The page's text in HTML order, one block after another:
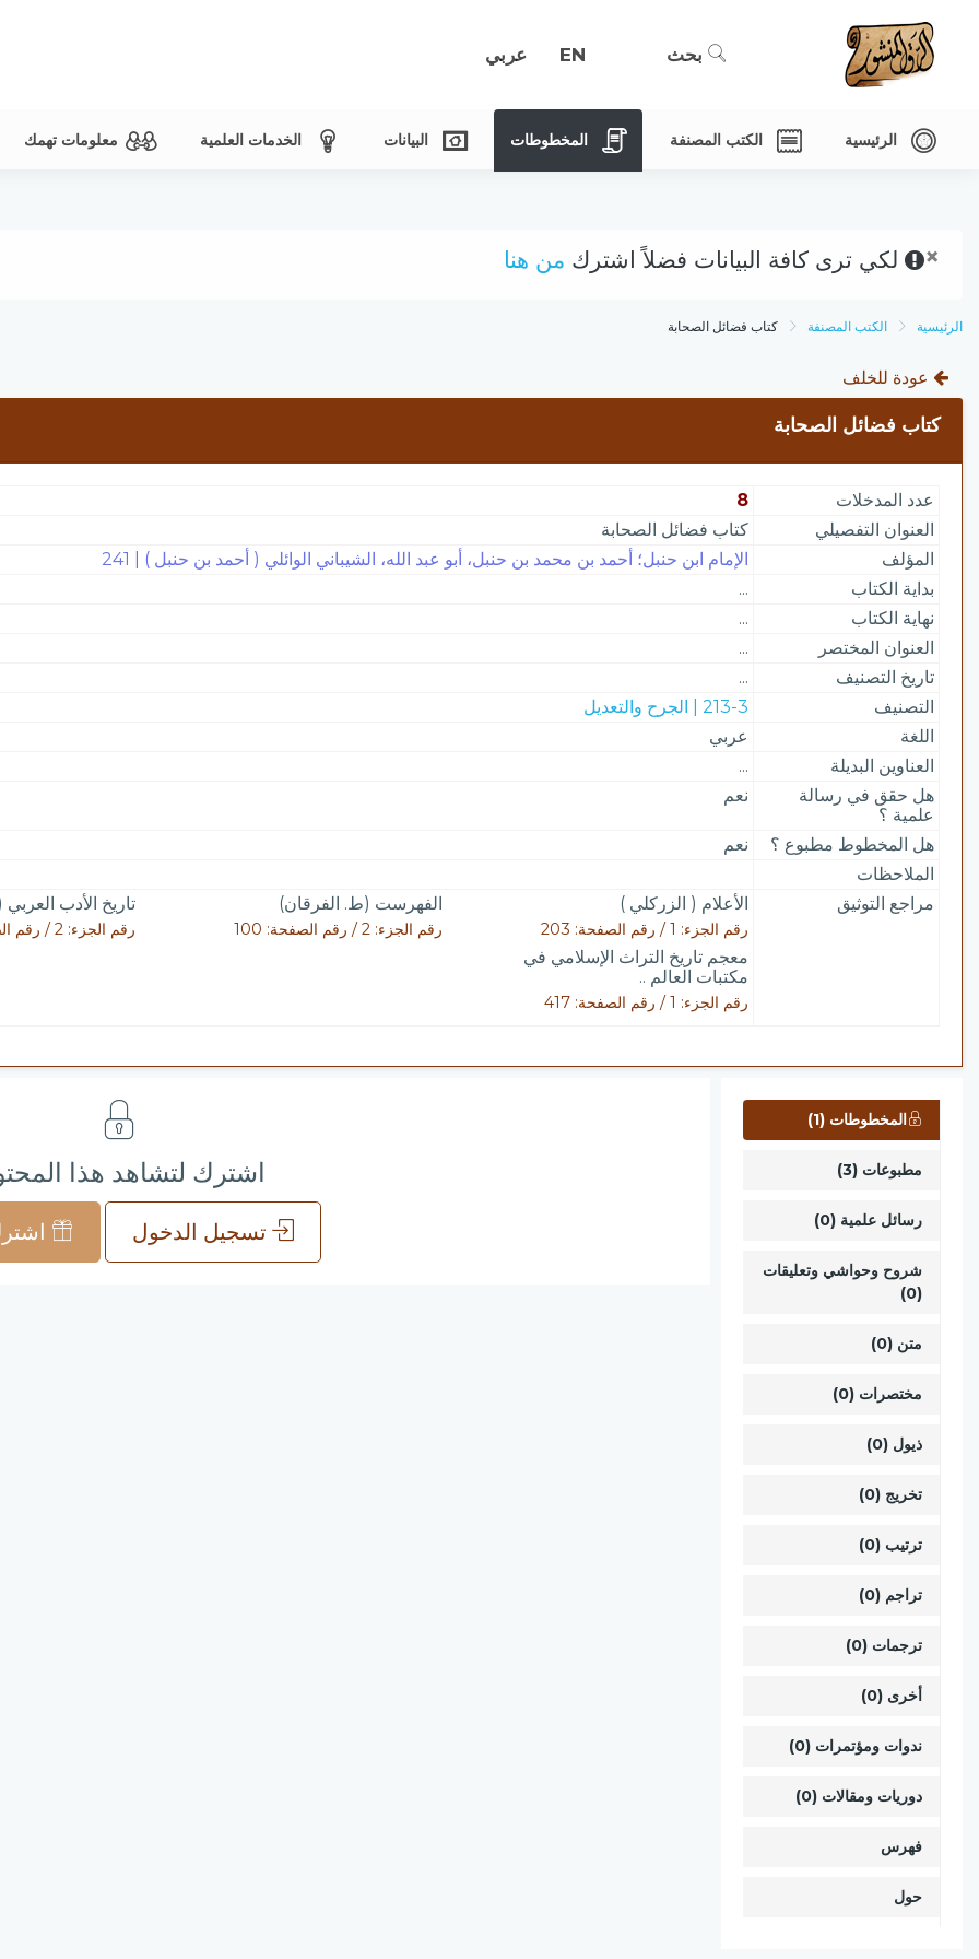
بحث EN عربي
الرئيسية الكتب المصنفة المخطوطات البيانات الخدمات العلمية معلومات تهمك
× لكي ترى كافة البيانات فضلاً اشترك من هنا
الرئيسية الكتب المصنفة كتاب فضائل الصحابة
عودة للخلف
كتاب فضائل الصحابة
عدد المدخلات
8
العنوان التفصيلي
كتاب فضائل الصحابة
المؤلف
الإمام ابن حنبل؛ أحمد بن محمد بن حنبل، أبو عبد الله، الشيباني الوائلي ( أحمد بن حنبل ) | 241
بداية الكتاب
...
نهاية الكتاب
...
العنوان المختصر
...
تاريخ التصنيف
...
التصنيف
213-3 | الجرح والتعديل
اللغة
عربي
العناوين البديلة
...
هل حقق في رسالة
علمية ؟
نعم
هل المخطوط مطبوع ؟
نعم
الملاحظات
مراجع التوثيق
الأعلام ( الزركلي )
رقم الجزء: 1 / رقم الصفحة: 203
الفهرست (ط. الفرقان)
رقم الجزء: 2 / رقم الصفحة: 100
تاريخ الأدب
رقم الجزء: 2 / رقم الصفحة: 337
معجم تاريخ التراث الإسلامي في
مكتبات العالم ..
رقم الجزء: 1 / رقم الصفحة: 417
المخطوطات (1)
مطبوعات (3)
رسائل علمية (0)
شروح وحواشي وتعليقات
(0)
متن (0)
مختصرات (0)
ذيول (0)
تخريج (0)
ترتيب (0)
تراجم (0)
ترجمات (0)
أخرى (0)
ندوات ومؤتمرات (0)
دوريات ومقالات (0)
فهرس
حول
اشترك لتشاهد هذا
تسجيل الدخول